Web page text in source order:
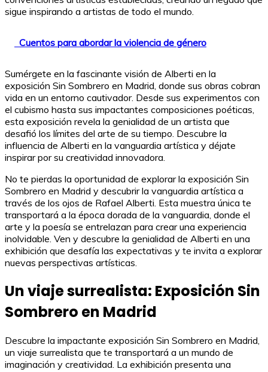
sigue inspirando a artistas de todo el mundo.
Cuentos para abordar la violencia de género
Sumérgete en la fascinante visión de Alberti en la
exposición Sin Sombrero en Madrid, donde sus obras cobran
vida en un entorno cautivador. Desde sus experimentos con
el cubismo hasta sus impactantes composiciones poéticas,
esta exposición revela la genialidad de un artista que
desafió los límites del arte de su tiempo. Descubre la
influencia de Alberti en la vanguardia artística y déjate
inspirar por su creatividad innovadora.
No te pierdas la oportunidad de explorar la exposición Sin
Sombrero en Madrid y descubrir la vanguardia artística a
través de los ojos de Rafael Alberti. Esta muestra única te
transportará a la época dorada de la vanguardia, donde el
arte y la poesía se entrelazan para crear una experiencia
inolvidable. Ven y descubre la genialidad de Alberti en una
exhibición que desafía las expectativas y te invita a explorar
nuevas perspectivas artísticas.
Un viaje surrealista: Exposición Sin
Sombrero en Madrid
Descubre la impactante exposición Sin Sombrero en Madrid,
un viaje surrealista que te transportará a un mundo de
imaginación y creatividad. La exhibición presenta una